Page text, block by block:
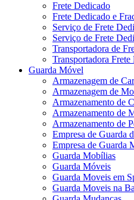
Frete Dedicado
Frete Dedicado e
Serviço de Frete
Serviço de Frete
Transportadora de
Transportadora Frete
Guarda Móvel
Armazenagem de
Armazenagem de
Armazenamento de
Armazenamento de
Armazenamento de
Empresa de Guarda
Empresa de Guarda
Guarda Mobílias
Guarda Móveis
Guarda Moveis em
Guarda Moveis na